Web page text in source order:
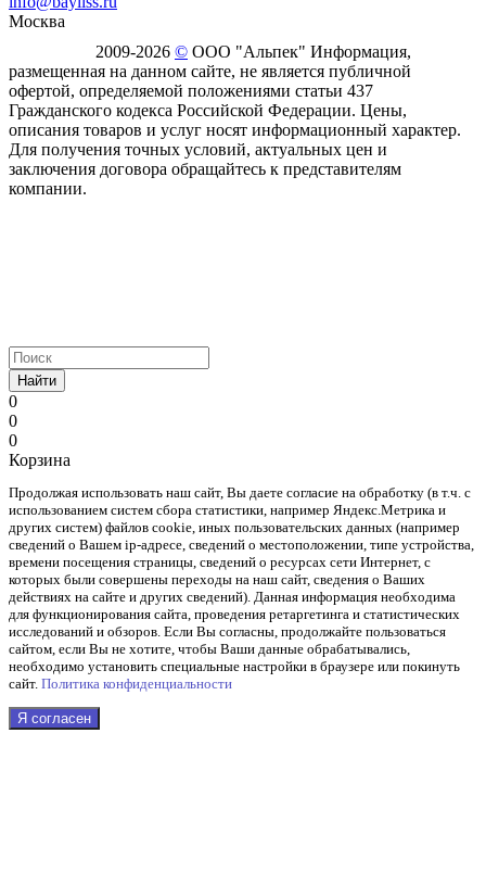
Москва
2009-2026 © ООО "Альпек" Информация,
размещенная на данном сайте, не является публичной
офертой, определяемой положениями статьи 437
Гражданского кодекса Российской Федерации. Цены,
описания товаров и услуг носят информационный характер.
Для получения точных условий, актуальных цен и
заключения договора обращайтесь к представителям
компании.
Найти
0
0
0
Корзина
Продолжая использовать наш cайт, Вы даете согласие на обработку (в т.ч. с
использованием систем сбора статистики, например Яндекс.Метрика и
других систем) файлов cookie, иных пользовательских данных (например
сведений о Вашем ip-адресе, сведений о местоположении, типе устройства,
времени посещения страницы, сведений о ресурсах сети Интернет, с
которых были совершены переходы на наш сайт, сведения о Ваших
действиях на сайте и других сведений). Данная информация необходима
для функционирования сайта, проведения ретаргетинга и статистических
исследований и обзоров. Если Вы согласны, продолжайте пользоваться
сайтом, если Вы не хотите, чтобы Ваши данные обрабатывались,
необходимо установить специальные настройки в браузере или покинуть
сайт. Политика конфиденциальности
Я согласен